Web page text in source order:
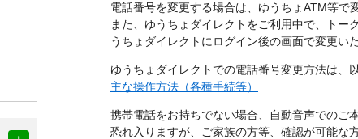
電話番号を変更する場合は、ゆうちょATM等で
また、ゆうちょダイレクトをご利用中で、トー
うちょダイレクトにログイン後の画面で変更い
ゆうちょダイレクトでの電話番号変更方法は、
主な操作方法（各種手続等）
携帯電話をお持ちでない場合、自動音声でのご
恐れ入りますが、ご家族の方等、確認が可能な